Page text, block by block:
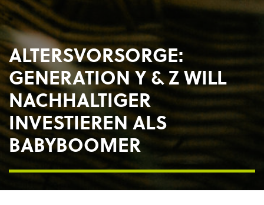
ALTERSVORSORGE:
GENERATION Y & Z WILL
NACHHALTIGER
INVESTIEREN ALS
BABYBOOMER